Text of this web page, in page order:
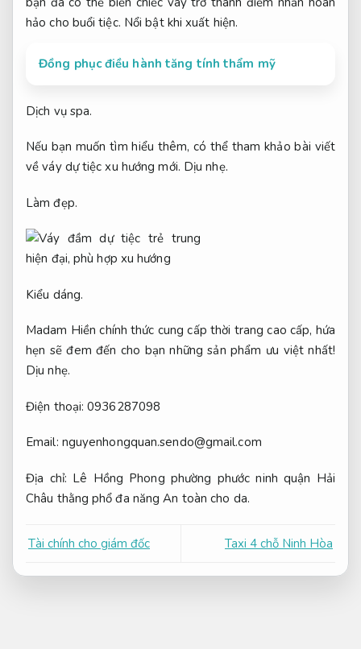
hảo cho buổi tiệc. Nổi bật khi xuất hiện.
Đồng phục điều hành tăng tính thẩm mỹ
Dịch vụ spa.
Nếu bạn muốn tìm hiểu thêm, có thể tham khảo bài viết
về váy dự tiệc xu hướng mới. Dịu nhẹ.
Làm đẹp.
Kiểu dáng.
Madam Hiền chính thức cung cấp thời trang cao cấp, hứa
hẹn sẽ đem đến cho bạn những sản phẩm ưu việt nhất!
Dịu nhẹ.
Điện thoại: 0936287098
Email: nguyenhongquan.sendo@gmail.com
Địa chỉ: Lê Hồng Phong phường phước ninh quận Hải
Châu thằng phổ đa năngAn toàn cho da.
Tài chính cho giám đốc Taxi 4 chỗ Ninh Hòa